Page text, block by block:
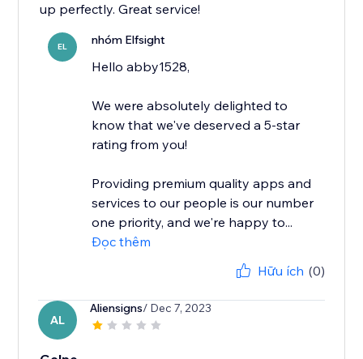
up perfectly. Great service!
EL nhóm Elfsight
Hello abby1528,
We were absolutely delighted to
know that we've deserved a 5-star
rating from you!
Providing premium quality apps and
services to our people is our number
one priority, and we're happy to...
Đọc thêm
Hữu ích (0)
AL
Aliensigns/ Dec 7, 2023